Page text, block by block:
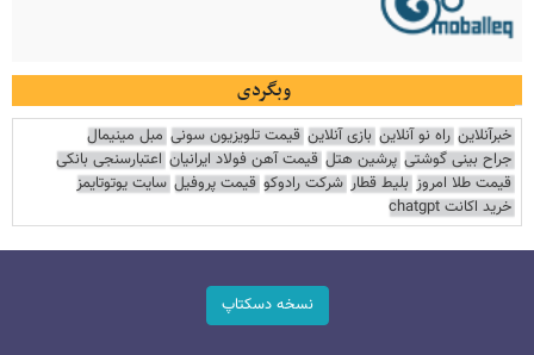
وبگردی
خبرآنلاین راه نو آنلاین بازی آنلاین قیمت تلویزیون سونی مبل مینیمال
جراح بینی گوشتی پرشین هتل قیمت آهن فولاد ایرانیان اعتبارسنجی بانکی
قیمت طلا امروز بلیط قطار شرکت رادوکو قیمت پروفیل سایت یوتوتایمز
خرید اکانت chatgpt
نسخه دسکتاپ